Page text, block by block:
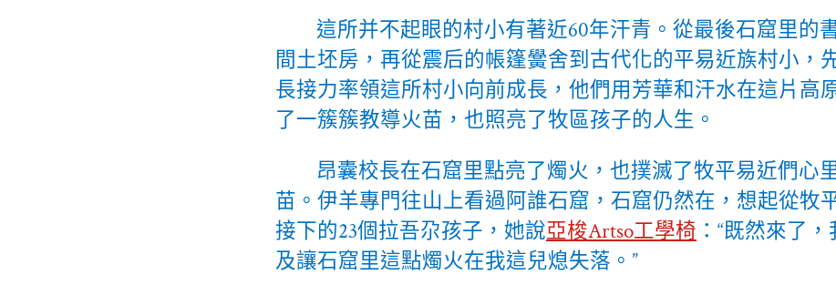
這所并不起眼的村小有著近60年汗青。從最後石窟里的
間土坯房，再從震后的帳篷黌舍到古代化的平易近族村小，
長接力率領這所村小向前成長，他們用芳華和汗水在這片高
了一簇簇教導火苗，也照亮了牧區孩子的人生。
昂囊校長在石窟里點亮了燭火，也撲滅了牧平易近們心
苗。伊羊專門往山上看過阿誰石窟，石窟仍然在，想起從牧
接下的23個拉吾尕孩子，她說亞梭Artso工學椅 ：“既然來了
及讓石窟里這點燭火在我這兒熄失落。”